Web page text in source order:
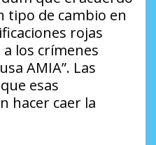
tipo de cambio en
rojas
los crímenes
AMIA”. Las
esas
hacer caer la